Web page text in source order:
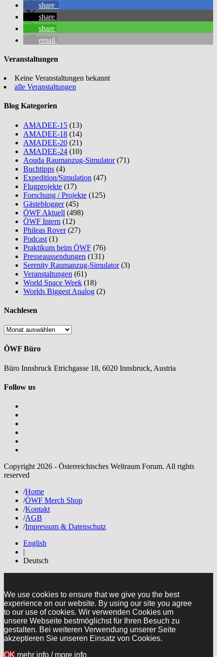
share
share
share
email
Veranstaltungen
Keine Veranstaltungen bekannt
alle Veranstaltungen
Blog Kategorien
AMADEE-15 (13)
AMADEE-18 (14)
AMADEE-20 (21)
AMADEE-24 (10)
Aouda Raumanzug-Simulator(71)
Buchtipps (4)
Expedition/Simulation (47)
Flugprojekte (17)
Forschung / Projekte (125)
Gästeblogger(45)
ÖWF Aktuell (498)
ÖWF Intern (12)
Phileas Rover(27)
Podcast (1)
Praktikum beim ÖWF (76)
Presseaussendungen (131)
Serenity Raumanzug-Simulator(3)
Veranstaltungen (61)
World Space Week (18)
Worlds Biggest Analog (2)
Nachlesen
Nachlesen
ÖWF Büro
Büro Innsbruck Etrichgasse 18, 6020 Innsbruck, Austria
Follow us
Copyright 2026 - Österreichisches Weltraum Forum. All rights
reserved
/Home
/ÖWF Merch Shop
/Kontakt
/AGB
/Impressum & Datenschutz
English
|
Deutsch
We use cookies to ensure that we give you the best
experience on our website. By using our site you agree
to our use of cookies. Wir verwenden Cookies um
unsere Webseite bestmöglichst für Ihren Besuch zu
gestalten. Bei weiteren Verwendung unserer Seite
akzeptieren Sie unseren Einsatz von Cookies.
OK mehr info / more info